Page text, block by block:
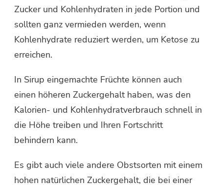
Zucker und Kohlenhydraten in jede Portion und
sollten ganz vermieden werden, wenn
Kohlenhydrate reduziert werden, um Ketose zu
erreichen.
In Sirup eingemachte Früchte können auch
einen höheren Zuckergehalt haben, was den
Kalorien- und Kohlenhydratverbrauch schnell in
die Höhe treiben und Ihren Fortschritt
behindern kann.
Es gibt auch viele andere Obstsorten mit einem
hohen natürlichen Zuckergehalt, die bei einer